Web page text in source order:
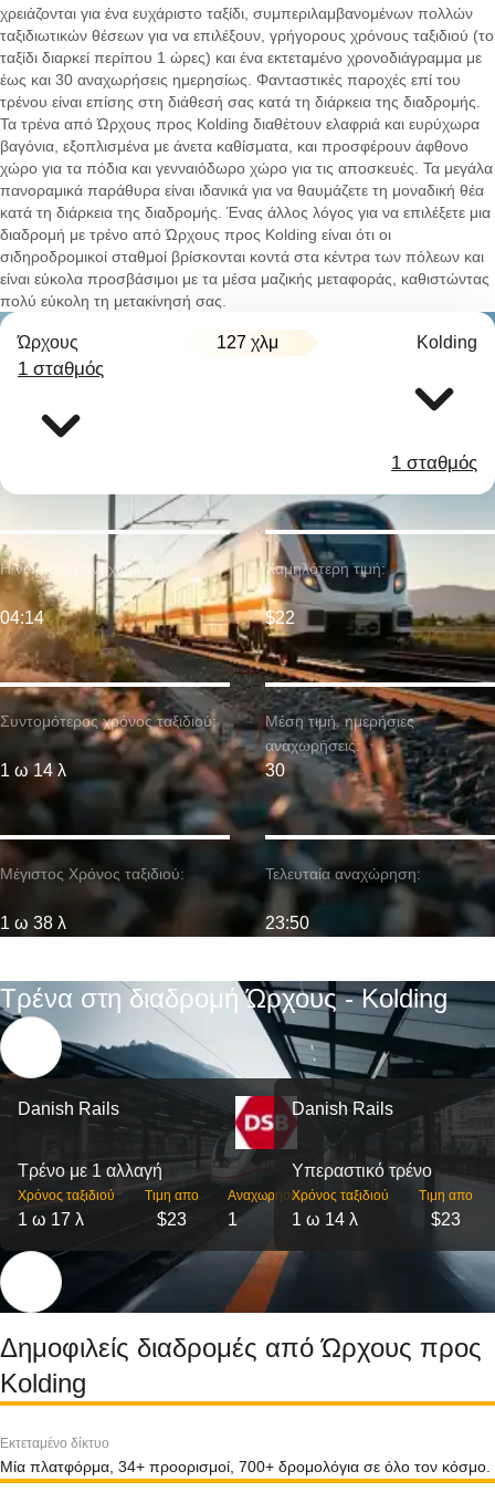
χρειάζονται για ένα ευχάριστο ταξίδι, συμπεριλαμβανομένων πολλών
ταξιδιωτικών θέσεων για να επιλέξουν, γρήγορους χρόνους ταξιδιού (το
ταξίδι διαρκεί περίπου 1 ώρες) και ένα εκτεταμένο χρονοδιάγραμμα με
έως και 30 αναχωρήσεις ημερησίως. Φανταστικές παροχές επί του
τρένου είναι επίσης στη διάθεσή σας κατά τη διάρκεια της διαδρομής.
Τα τρένα από Ώρχους προς Kolding διαθέτουν ελαφριά και ευρύχωρα
βαγόνια, εξοπλισμένα με άνετα καθίσματα, και προσφέρουν άφθονο
χώρο για τα πόδια και γενναιόδωρο χώρο για τις αποσκευές. Τα μεγάλα
πανοραμικά παράθυρα είναι ιδανικά για να θαυμάζετε τη μοναδική θέα
κατά τη διάρκεια της διαδρομής. Ένας άλλος λόγος για να επιλέξετε μια
διαδρομή με τρένο από Ώρχους προς Kolding είναι ότι οι
σιδηροδρομικοί σταθμοί βρίσκονται κοντά στα κέντρα των πόλεων και
είναι εύκολα προσβάσιμοι με τα μέσα μαζικής μεταφοράς, καθιστώντας
πολύ εύκολη τη μετακίνησή σας.
Ώρχους 127 χλμ Kolding
1 σταθμός
1 σταθμός
Συντομότερος χρόνος ταξιδιού:
1 ω 14 λ
Η νωρίτερη αναχώρηση:
04:14
Μέγιστος Χρόνος ταξιδιού:
1 ω 38 λ
Χαμηλότερη τιμή:
$22
Μέση τιμή. ημερήσιες
αναχωρήσεις:
30
Τελευταία αναχώρηση:
23:50
Τρένα στη διαδρομή Ώρχους - Kolding
Danish Rails
Τρένο με 1 αλλαγή
Χρόνος ταξιδιού
1 ω 17 λ
Τιμη απο
$23
Αναχωρήσεις
1
Danish Rails
Υπεραστικό τρένο
Χρόνος ταξιδιού
1 ω 14 λ
Τιμη απο
$23
Δημοφιλείς διαδρομές από Ώρχους προς
Kolding
Εκτεταμένο δίκτυο
Μία πλατφόρμα, 34+ προορισμοί, 700+ δρομολόγια σε όλο τον κόσμο.